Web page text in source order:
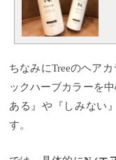
ちなみにTreeのヘア
ックハーブカラーを
ある』や『しみない
す。